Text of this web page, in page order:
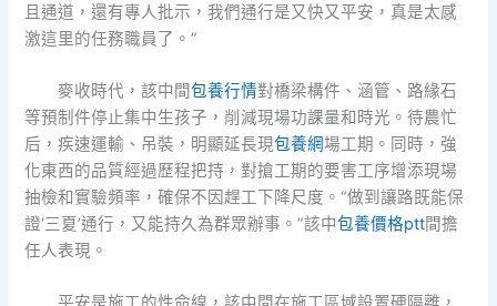
且通道，還有專人批示，我們通行是又快又平安，真是太感
激這里的任務職員了。”
麥收時代，該中間包養行情對橋梁構件、涵管、路緣石
等預制件停止集中生孩子，削減現場功課量和時光。待農忙
后，疾速運輸、吊裝，明顯延長現包養網場工期。同時，強
化東西的品質經過歷程把持，對搶工期的要害工序增添現場
抽檢和實驗頻率，確保不因趕工下降尺度。“做到讓路既能保
證‘三夏’通行，又能持久為群眾辦事。”該中包養價格ptt間擔
任人表現。